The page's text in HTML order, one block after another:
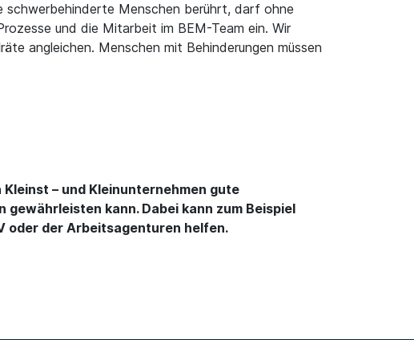
schwerbehinderte Menschen berührt, darf ohne
und die Mitarbeit im BEM-Team ein. Wir
angleichen. Menschen mit Behinderungen müssen
– und Kleinunternehmen gute
kann. Dabei kann zum Beispiel
oder der Arbeitsagenturen helfen.